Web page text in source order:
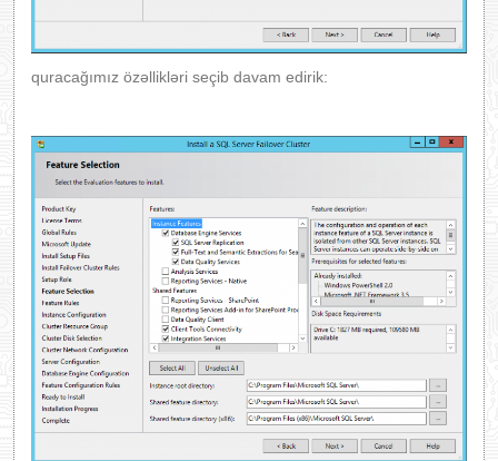
quracağımız özəllikləri seçib davam edirik: